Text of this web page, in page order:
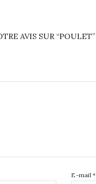
AVIS SUR “POULET”
E-mail*